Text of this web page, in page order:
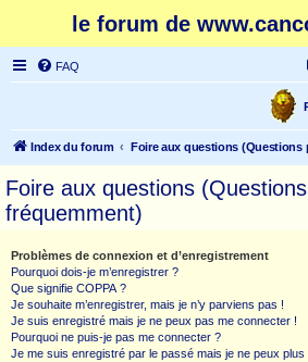
le forum de
FAQ
Index du forum Foire aux questions (Questions
Foire aux questions
fréquemment)
Problèmes de connexion et d’enregistrement
Pourquoi dois-je m’enregistrer ?
Que signifie COPPA ?
Je souhaite m’enregistrer, mais je n’y parviens pas !
Je suis enregistré mais je ne peux pas me connecter !
Pourquoi ne puis-je pas me connecter ?
Je me suis enregistré par le passé mais je ne peux plus